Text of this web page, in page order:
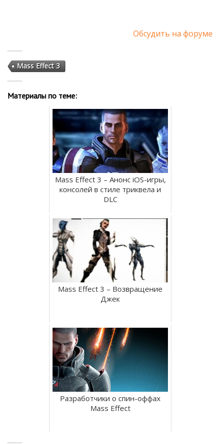
Обсудить на форуме
Mass Effect 3
Материалы по теме:
Mass Effect 3 – Анонс iOS-игры,
консолей в стиле триквела и
DLC
Mass Effect 3 – Возвращение
Джек
Разработчики о спин-оффах
Mass Effect